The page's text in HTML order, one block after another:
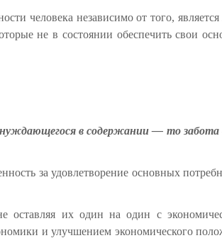
человека независимо от того,
не в состоянии обеспечить свои
в содержании — то забота
за удовлетворение основных
оставляя их один на один с
и улучшением экономического